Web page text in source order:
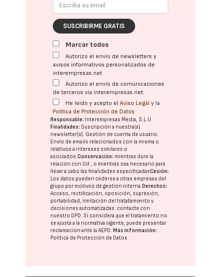
SUSCRIBIRME GRATIS
Marcar todos
Autorizo el envío de newsletters y
avisos informativos personalizados de
interempresas.net
Autorizo el envío de comunicaciones
de terceros vía interempresas.net
He leído y acepto elAviso Legal y la
Política de Protección de Datos
Responsable: Interempresas Media, S.L.U.
Finalidades: Suscripción a nuestra(s)
newsletter(s). Gestión de cuenta de usuario.
Envío de emails relacionados con la misma o
relativos a intereses similares o
asociados.Conservación: mientras dure la
relación con Ud., o mientras sea necesario para
llevar a cabo las finalidades especificadasCesión:
Los datos pueden cederse a otras empresas del
grupo por motivos de gestión interna.Derechos:
Acceso, rectificación, oposición, supresión,
portabilidad, limitación del tratatamiento y
decisiones automatizadas: contacte con
nuestro DPD. Si considera que el tratamiento no
se ajusta a la normativa vigente, puede presentar
reclamación ante laAEPD.Más información:
Política de Protección de Datos